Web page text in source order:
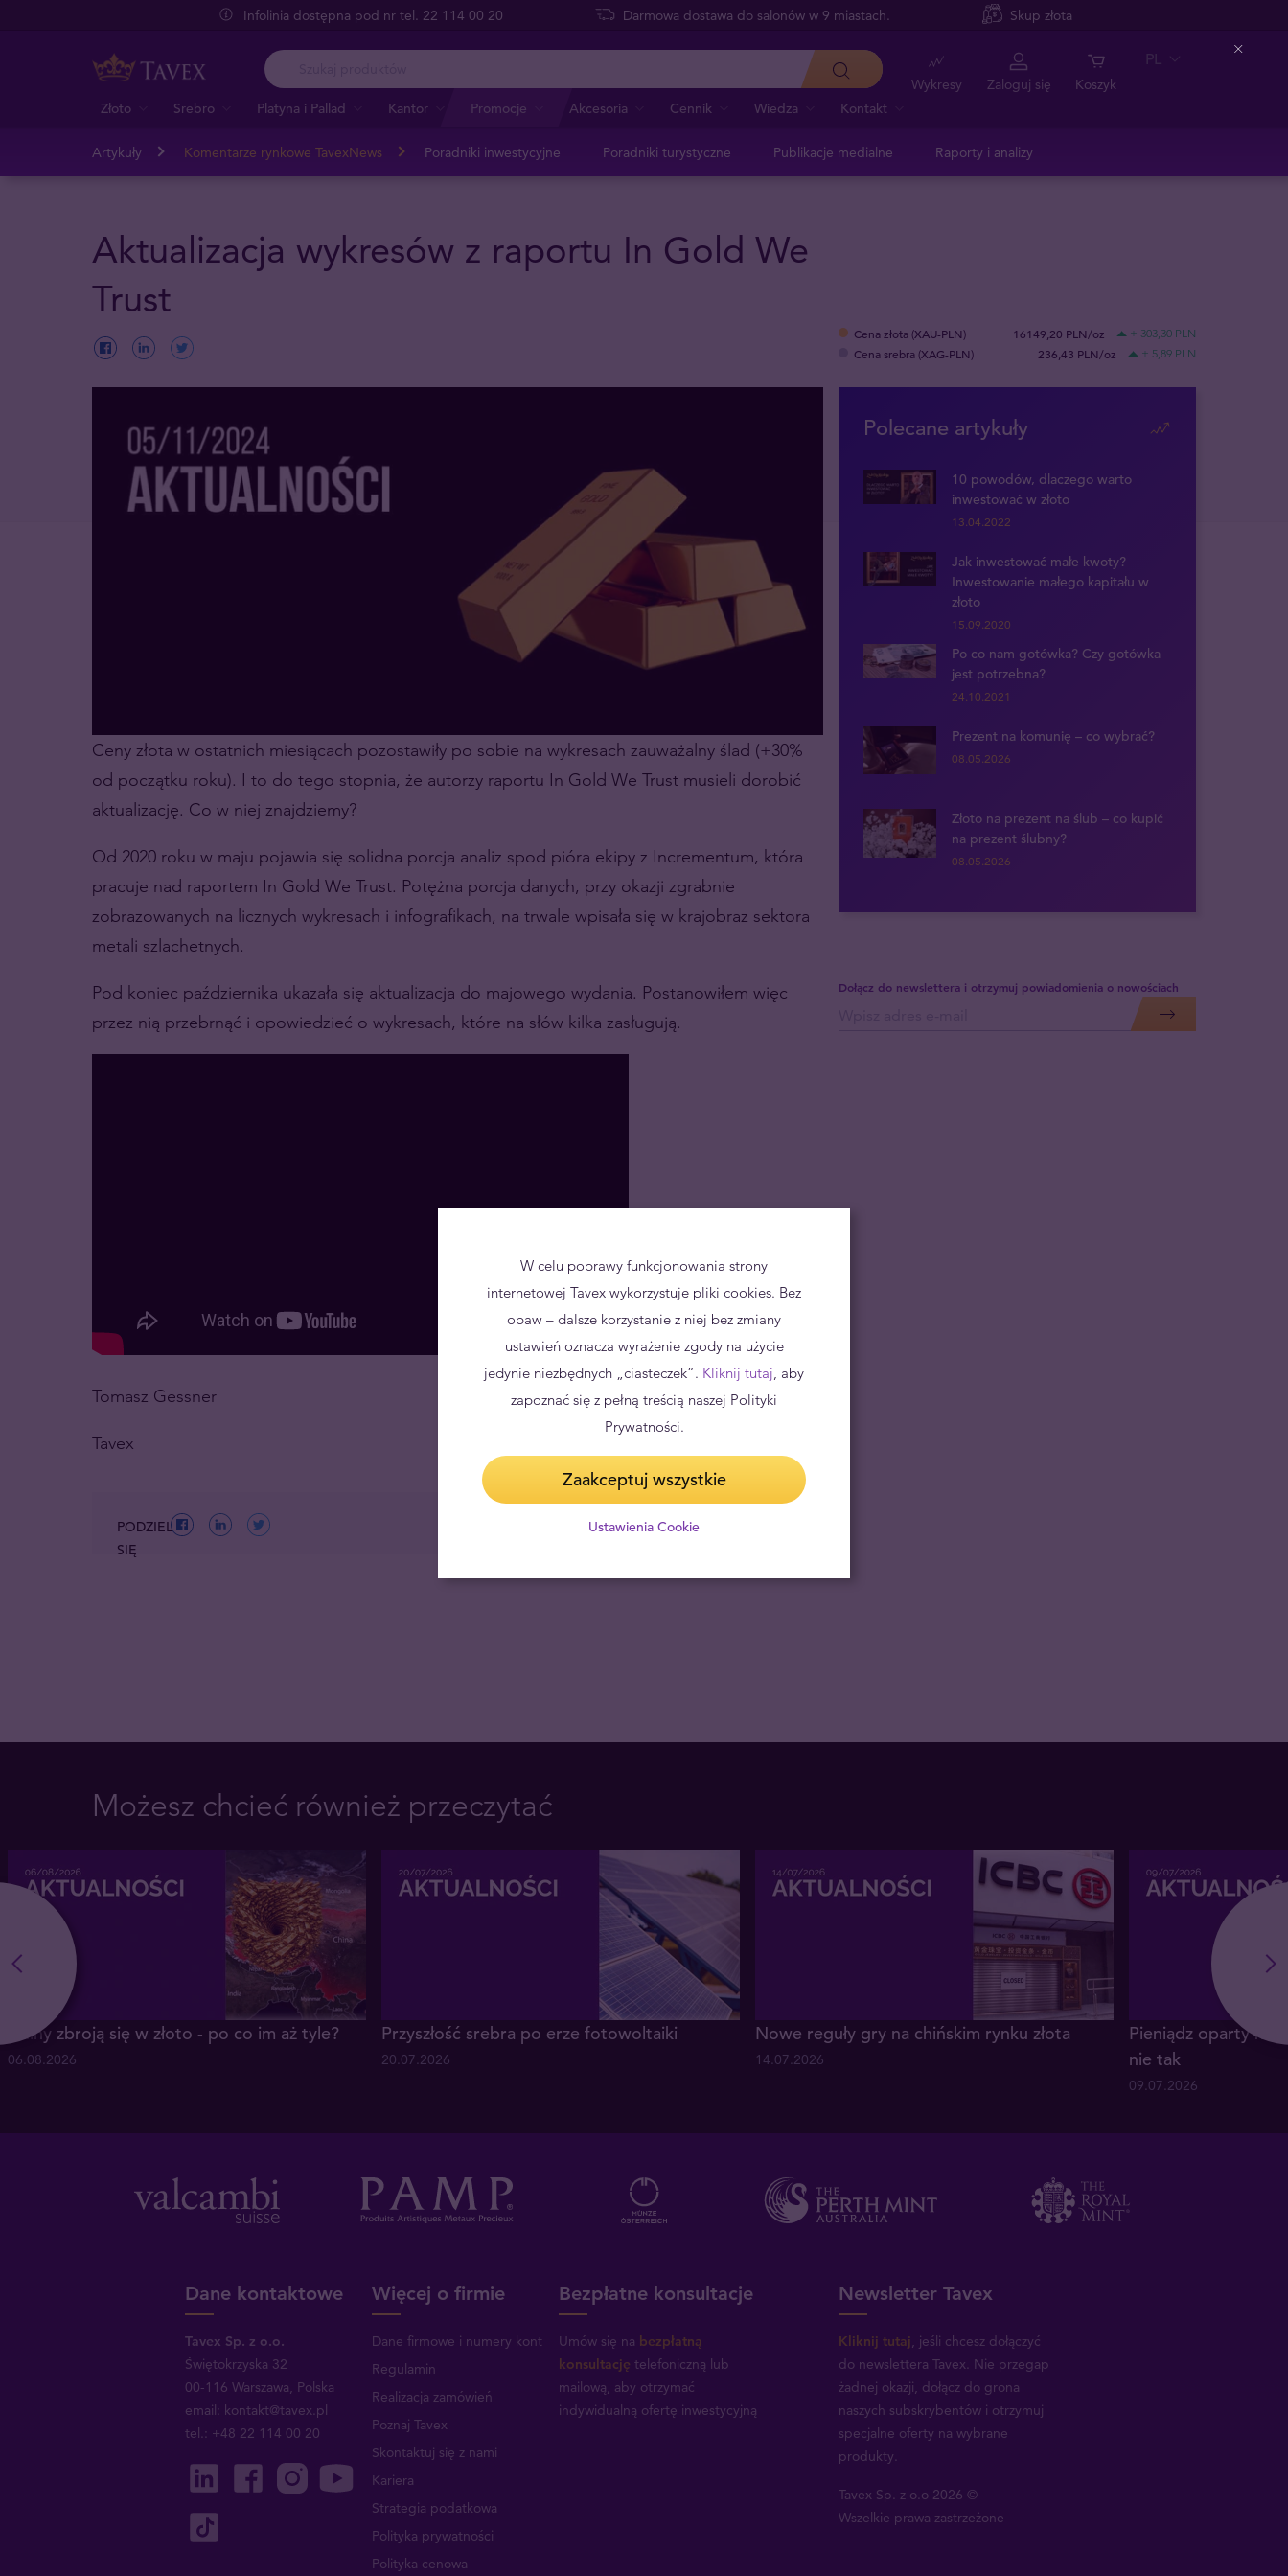
Infolinia dostępna pod nr tel. 22 114 00 20 Darmowa dostawa do salonów w 9 miastach. Skup złota
Złoto Srebro Platyna i Pallad Kantor Promocje Akcesoria Cennik Wiedza Kontakt
Wykresy Zaloguj się Koszyk
PL
Artykuły Komentarze rynkowe TavexNews Poradniki inwestycyjne Poradniki turystyczne Publikacje medialne Raporty i analizy
Aktualizacja wykresów z raportu In Gold We
Trust
Cena złota (XAU-PLN) 16149,20 PLN/oz + 303,30 PLN
Cena srebra (XAG-PLN) 236,43 PLN/oz + 5,89 PLN
Ceny złota w ostatnich miesiącach pozostawiły po sobie na wykresach zauważalny ślad (+30%
od początku roku). I to do tego stopnia, że autorzy raportu In Gold We Trust musieli dorobić
aktualizację. Co w niej znajdziemy?
Od 2020 roku w maju pojawia się solidna porcja analiz spod pióra ekipy z Incrementum, która
pracuje nad raportem In Gold We Trust. Potężna porcja danych, przy okazji zgrabnie
zobrazowanych na licznych wykresach i infografikach, na trwale wpisała się w krajobraz sektora
metali szlachetnych.
Pod koniec października ukazała się aktualizacja do majowego wydania. Postanowiłem więc
przez nią przebrnąć i opowiedzieć o wykresach, które na słów kilka zasługują.
Tomasz Gessner
Tavex
PODZIEL
SIĘ
Polecane artykuły
10 powodów, dlaczego warto
inwestować w złoto
13.04.2022
Jak inwestować małe kwoty?
Inwestowanie małego kapitału w
złoto
15.09.2020
Po co nam gotówka? Czy gotówka
jest potrzebna?
24.10.2021
Prezent na komunię – co wybrać?
08.05.2026
Złoto na prezent na ślub – co kupić
na prezent ślubny?
08.05.2026
Dołącz do newslettera i otrzymuj powiadomienia o nowościach
Możesz chcieć również przeczytać
Chiny zbroją się w złoto - po co im aż tyle?
06.08.2026
Przyszłość srebra po erze fotowoltaiki
20.07.2026
Nowe reguły gry na chińskim rynku złota
14.07.2026
Pieniądz oparty na
nie tak
09.07.2026
Dane kontaktowe
Tavex Sp. z o.o.
Świętokrzyska 32
00-116 Warszawa, Polska
email: kontakt@tavex.pl
tel.: +48 22 114 00 20
Więcej o firmie
Dane firmowe i numery kont
Regulamin
Realizacja zamówień
Poznaj Tavex
Skontaktuj się z nami
Kariera
Strategia podatkowa
Polityka prywatności
Polityka cenowa
Bezpłatne konsultacje
Umów się na bezpłatną
konsultację telefoniczną lub
mailową, aby otrzymać
indywidualną ofertę inwestycyjną
Newsletter Tavex
Kliknij tutaj , jeśli chcesz dołączyć
do newslettera Tavex. Nie przegap
żadnej okazji, dołącz do grona
naszych subskrybentów i otrzymuj
specjalne oferty na wybrane
produkty.
Tavex Sp. z o.o 2026 ©
Wszelkie prawa zastrzeżone
W celu poprawy funkcjonowania strony
internetowej Tavex wykorzystuje pliki cookies. Bez
obaw – dalsze korzystanie z niej bez zmiany
ustawień oznacza wyrażenie zgody na użycie
jedynie niezbędnych „ciasteczek”. Kliknij tutaj, aby
zapoznać się z pełną treścią naszej Polityki
Prywatności.
Zaakceptuj wszystkie
Ustawienia Cookie
Close